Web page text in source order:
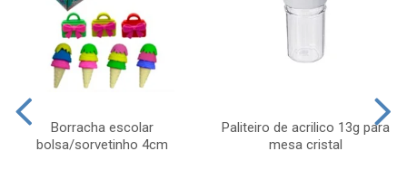
Borracha escolar
bolsa/sorvetinho 4cm
Paliteiro de acrilico 13g para
mesa cristal